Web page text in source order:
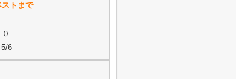
トまで
6